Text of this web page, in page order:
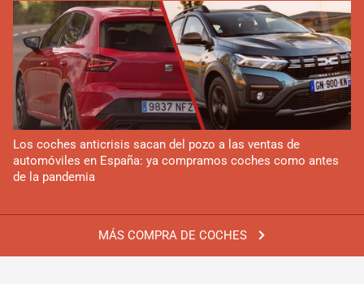
MÁS COMPRA DE COCHES
Los coches anticrisis sacan del pozo a las ventas de
automóviles en España: ya compramos coches como antes
de la pandemia